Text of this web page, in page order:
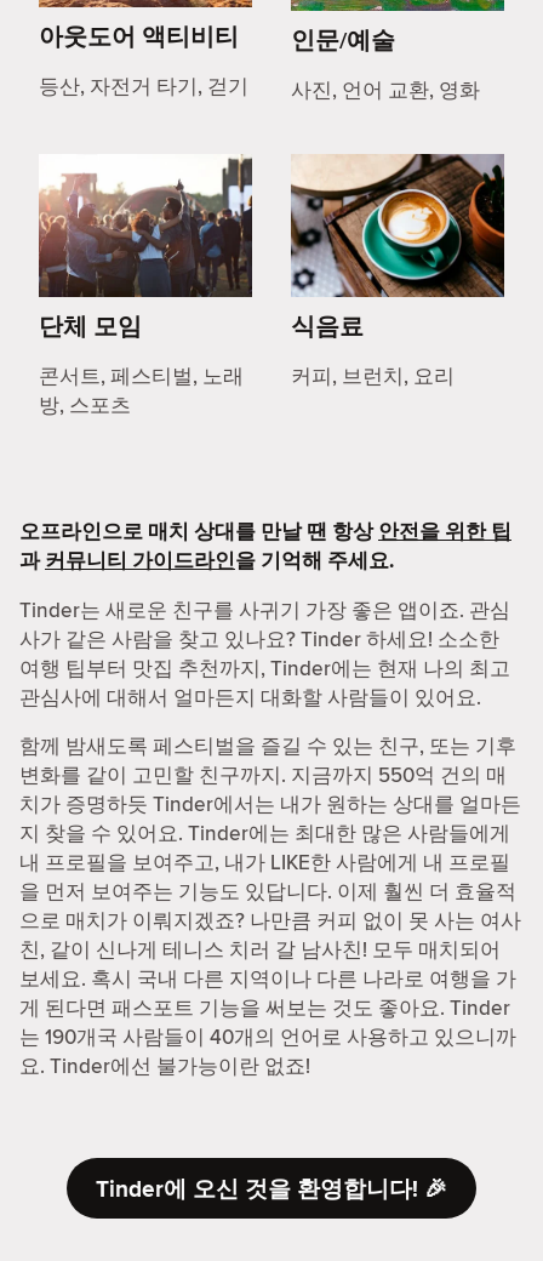
아웃도어 액티비티
등산, 자전거 타기, 걷기
인문/예술
사진, 언어 교환, 영화
단체 모임
콘서트, 페스티벌, 노래
방, 스포츠
식음료
커피, 브런치, 요리
오프라인으로 매치 상대를 만날 땐 항상안전을 위한 팁
과커뮤니티 가이드라인을 기억해 주세요.
Tinder는 새로운 친구를 사귀기 가장 좋은 앱이죠. 관심
사가 같은 사람을 찾고 있나요? Tinder 하세요! 소소한
여행 팁부터 맛집 추천까지, Tinder에는 현재 나의 최고
관심사에 대해서 얼마든지 대화할 사람들이 있어요.
함께 밤새도록 페스티벌을 즐길 수 있는 친구, 또는 기후
변화를 같이 고민할 친구까지. 지금까지 550억 건의 매
치가 증명하듯 Tinder에서는 내가 원하는 상대를 얼마든
지 찾을 수 있어요. Tinder에는 최대한 많은 사람들에게
내 프로필을 보여주고, 내가 LIKE한 사람에게 내 프로필
을 먼저 보여주는 기능도 있답니다. 이제 훨씬 더 효율적
으로 매치가 이뤄지겠죠? 나만큼 커피 없이 못 사는 여사
친, 같이 신나게 테니스 치러 갈 남사친! 모두 매치되어
보세요. 혹시 국내 다른 지역이나 다른 나라로 여행을 가
게 된다면 패스포트 기능을 써보는 것도 좋아요. Tinder
는 190개국 사람들이 40개의 언어로 사용하고 있으니까
요. Tinder에선 불가능이란 없죠!
Tinder에 오신 것을 환영합니다! 🎉